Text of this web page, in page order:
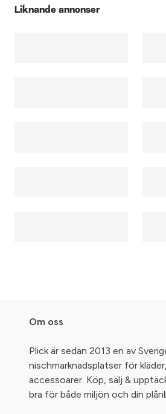
Liknande annonser
Om oss
Plick är sedan 2013 en av
nischmarknadsplatser för
accessoarer. Köp, sälj &
bra för både miljön och din